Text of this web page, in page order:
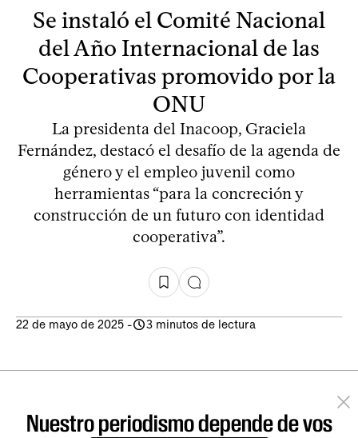
Se instaló el Comité Nacional
del Año Internacional de las
Cooperativas promovido por la
ONU
La presidenta del Inacoop, Graciela
Fernández, destacó el desafío de la agenda de
género y el empleo juvenil como
herramientas “para la concreción y
construcción de un futuro con identidad
cooperativa”.
22 de mayo de 2025 - 3 minutos de lectura
Nuestro periodismo depende de vos